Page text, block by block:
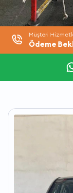
Müşteri
Ödeme